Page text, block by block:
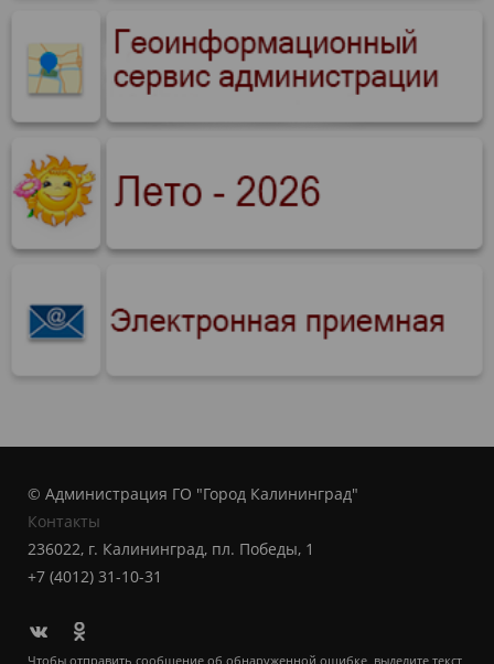
© Администрация ГО "Город Калининград"
Контакты
236022, г. Калининград, пл. Победы, 1
+7 (4012) 31-10-31
Чтобы отправить сообщение об обнаруженной ошибке, выделите текст